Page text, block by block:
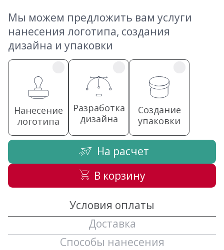
Мы можем предложить вам услуги
нанесения логотипа, создания
дизайна и упаковки
Нанесение
логотипа
Разработка
дизайна
Создание
упаковки
На расчет
В корзину
Условия оплаты
Доставка
Способы нанесения